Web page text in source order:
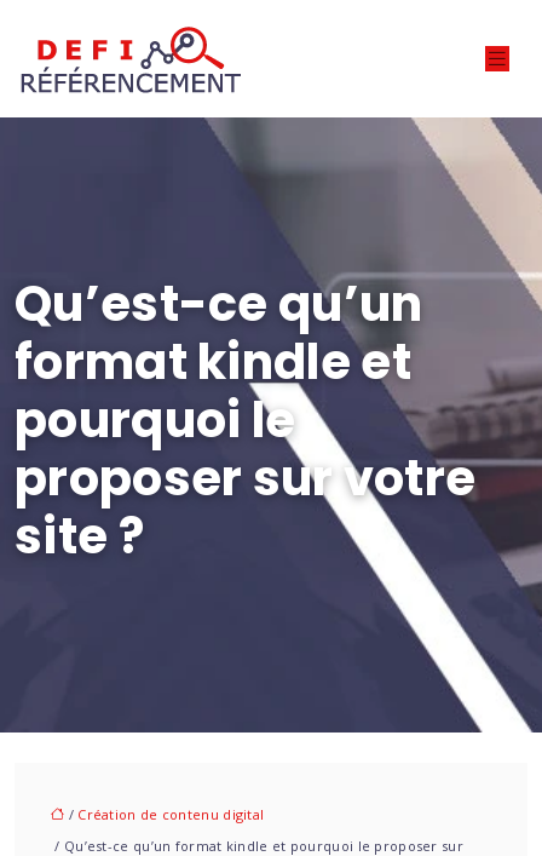
Qu’est-ce qu’un
format kindle et
pourquoi le
proposer sur votre
site ?
/ Création de contenu digital
/ Qu’est-ce qu’un format kindle et pourquoi le proposer sur